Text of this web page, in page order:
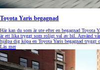
Toyota Yaris begagnad
Här kan du som är ute efter en begagnad Toyota
är ett lika tryggt som roligt val av bil. Använd
hjälpa dig köpa en Toyota Yaris begagnad tryggt
Läs mer